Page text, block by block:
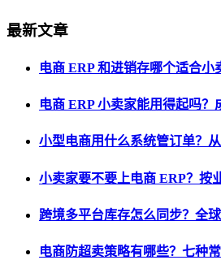
最新文章
电商 ERP 和进销存哪个适合小
电商 ERP 小卖家能用得起吗？
小型电商用什么系统管订单？
小卖家要不要上电商 ERP？按
跨境多平台库存怎么同步？全
电商防超卖策略有哪些？七种